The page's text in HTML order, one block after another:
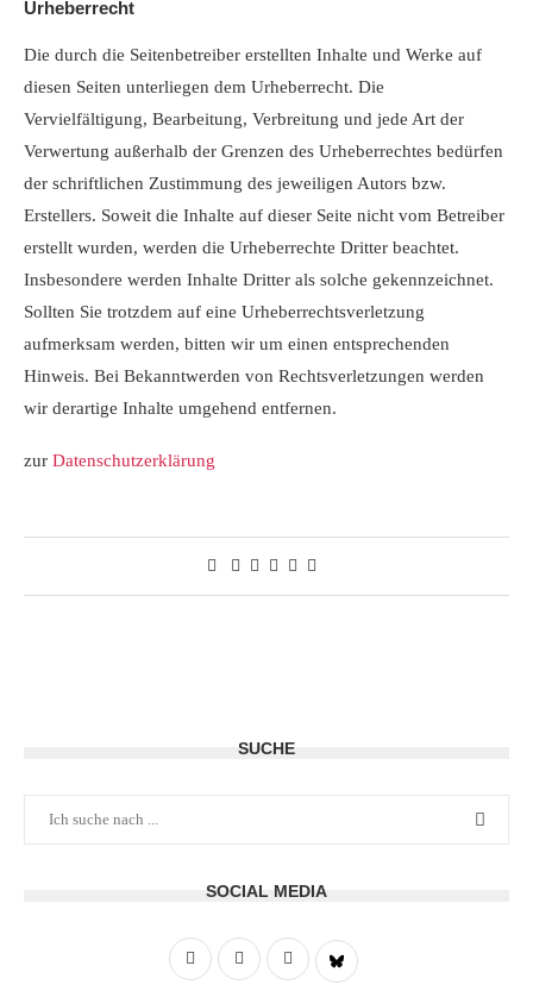
Urheberrecht
Die durch die Seitenbetreiber erstellten Inhalte und Werke auf
diesen Seiten unterliegen dem Urheberrecht. Die
Vervielfältigung, Bearbeitung, Verbreitung und jede Art der
Verwertung außerhalb der Grenzen des Urheberrechtes bedürfen
der schriftlichen Zustimmung des jeweiligen Autors bzw.
Erstellers. Soweit die Inhalte auf dieser Seite nicht vom Betreiber
erstellt wurden, werden die Urheberrechte Dritter beachtet.
Insbesondere werden Inhalte Dritter als solche gekennzeichnet.
Sollten Sie trotzdem auf eine Urheberrechtsverletzung
aufmerksam werden, bitten wir um einen entsprechenden
Hinweis. Bei Bekanntwerden von Rechtsverletzungen werden
wir derartige Inhalte umgehend entfernen.
zur Datenschutzerklärung
SUCHE
SOCIAL MEDIA